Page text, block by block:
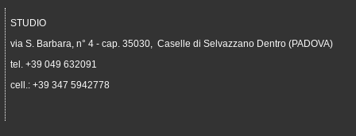
STUDIO
via S. Barbara, n° 4 - cap. 35030, Caselle di Selvazzano Dentro (PADOVA)
tel. +39 049 632091
cell.: +39 347 5942778